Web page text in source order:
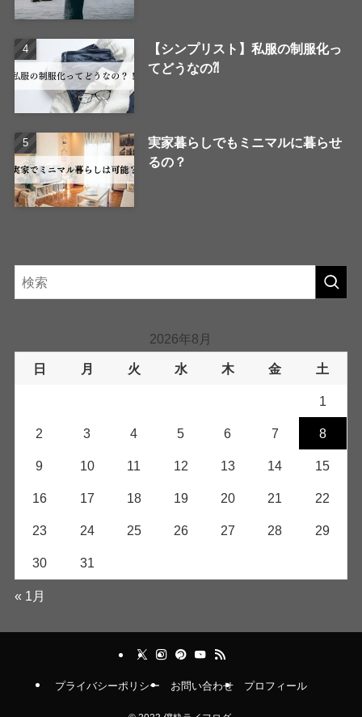
【シンプリスト】私服の制服化っ
てどうなの⁈
実家暮らしでもミニマルに暮らせ
るの？
2026年8月
日 月 火 水 木 金 土
1
2 3 4 5 6 7 8
9 10 11 12 13 14 15
16 17 18 19 20 21 22
23 24 25 26 27 28 29
30 31
« 1月
プライバシーポリシー お問い合わせ プロフィール